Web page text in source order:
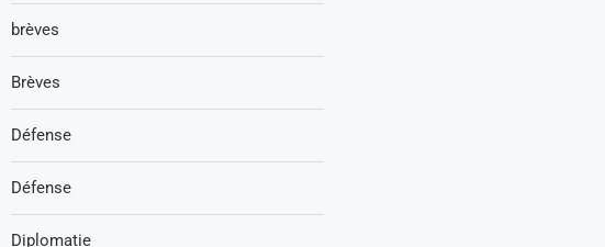
brèves
Brèves
Défense
Défense
Diplomatie